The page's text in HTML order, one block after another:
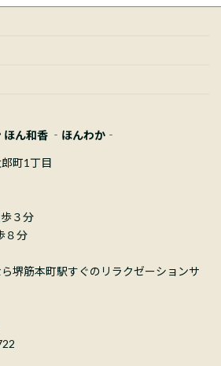
ほん和香 ‐ほんわか‐
町1丁目
３分
８分
堺筋本町駅すぐのリラクゼーションサ